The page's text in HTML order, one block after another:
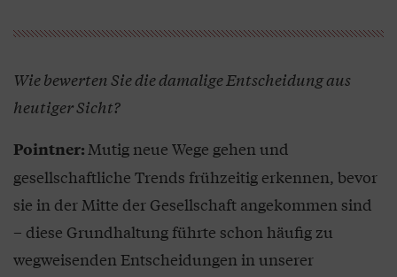
Wie bewerten Sie die damalige Entscheidung aus
heutiger Sicht?
Pointner: Mutig neue Wege gehen und
gesellschaftliche Trends frühzeitig erkennen, bevor
sie in der Mitte der Gesellschaft angekommen sind
– diese Grundhaltung führte schon häufig zu
wegweisenden Entscheidungen in unserer